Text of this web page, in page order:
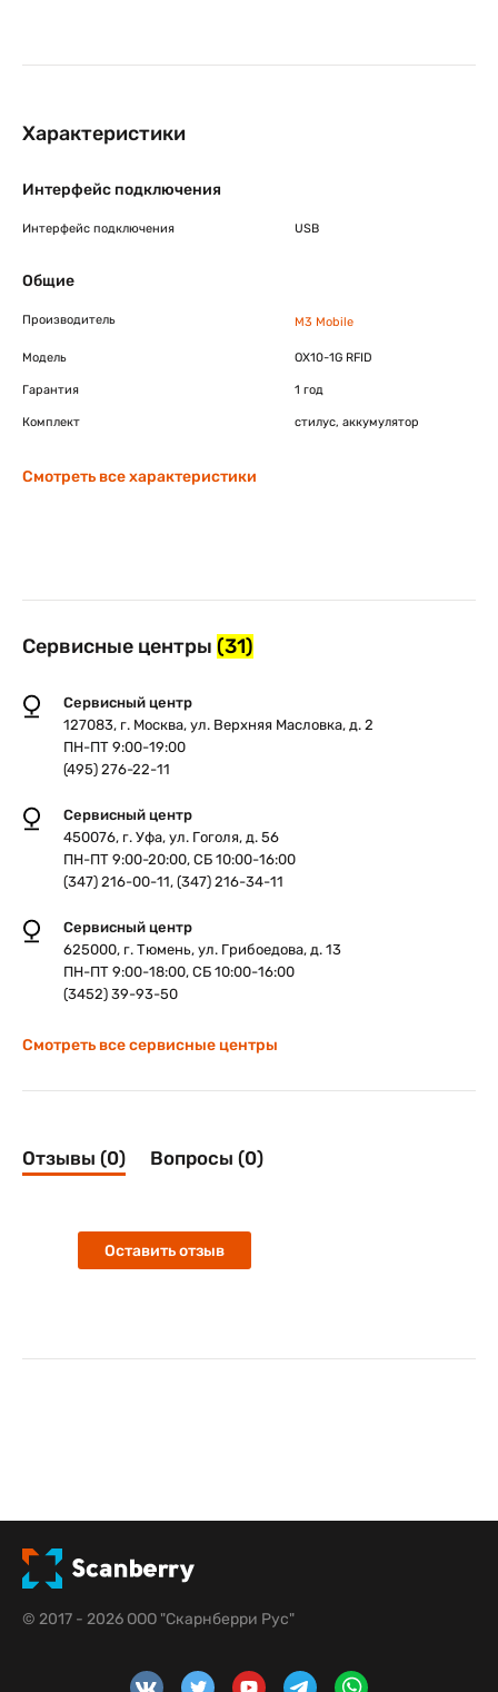
Характеристики
Интерфейс подключения
Интерфейс подключения USB
Общие
Производитель M3 Mobile
Модель OX10-1G RFID
Гарантия 1 год
Комплект стилус, аккумулятор
Смотреть все характеристики
Сервисные центры (31)
Сервисный центр
127083, г. Москва, ул. Верхняя Масловка, д. 2
ПН-ПТ 9:00-19:00
(495) 276-22-11
Сервисный центр
450076, г. Уфа, ул. Гоголя, д. 56
ПН-ПТ 9:00-20:00, СБ 10:00-16:00
(347) 216-00-11, (347) 216-34-11
Сервисный центр
625000, г. Тюмень, ул. Грибоедова, д. 13
ПН-ПТ 9:00-18:00, СБ 10:00-16:00
(3452) 39-93-50
Смотреть все сервисные центры
Отзывы (0) Вопросы (0)
Оставить отзыв
© 2017 - 2026 ООО "Скарнберри Рус"